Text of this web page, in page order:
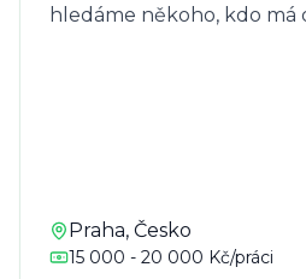
hledáme někoho, kdo má
prototypy s využitím AI
zpětnou vazbu od klientů.
Praha, Česko
15 000 - 20 000 Kč/práci